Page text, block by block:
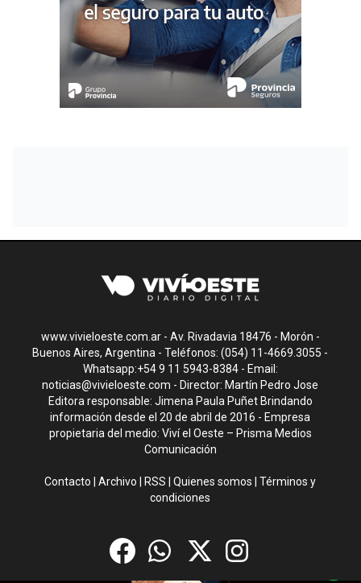
www.vivieloeste.com.ar - Av. Rivadavia 18476 - Morón -
Buenos Aires, Argentina - Teléfonos: (054) 11-4669.3055 -
Whatsapp:+54 9 11 5943-8384 - Email:
noticias@vivieloeste.com - Director: Martín Pedro Jose
Editora responsable: Jimena Paula Puñet Brindando
información desde el 20 de abril de 2016 - Empresa
propietaria del medio: Viví el Oeste – Prisma Medios
Comunicación
Contacto |Archivo RSS |Quienes somos |Términos y
condiciones